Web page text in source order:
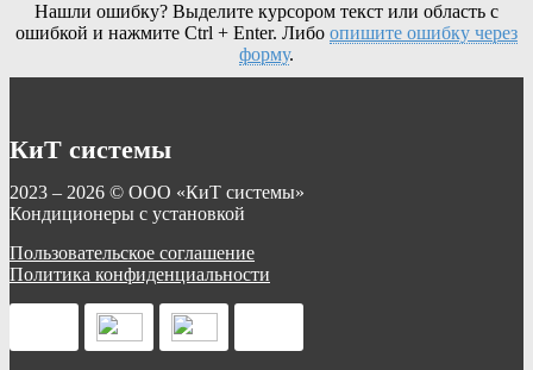
Нашли ошибку? Выделите курсором текст или область с
ошибкой и нажмите Ctrl + Enter. Либо опишите ошибку через
форму.
КиТ системы
2023 – 2026 © ООО «КиТ системы»
Кондиционеры с установкой
Пользовательское соглашение
Политика конфиденциальности